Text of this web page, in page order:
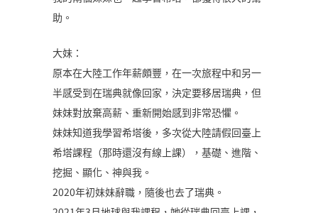
助。
大妹：
原本在大陸工作年薪頗豐，在一次旅程中和另一
半感受到在瑞典就像回家，決定要移居瑞典，但
妹妹對放棄高薪、重新開始感到非常恐懼。
妹妹知道我學習希塔後，多次從大陸請假回臺上
希塔課程（那時還沒有線上課），基礎、進階、
挖掘、顯化、神與我。
2020年初妹妹辭職，隨後也去了瑞典。